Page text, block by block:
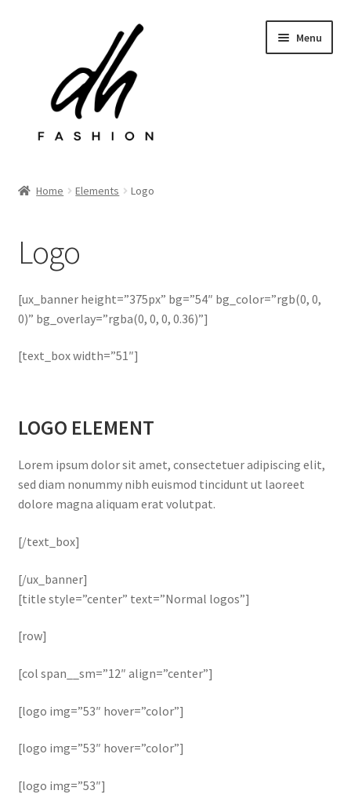
Menu
Kontakt
Home Elements Logo
Logo
[ux_banner height=”375px” bg=”54″ bg_color=”rgb(0, 0,
0)” bg_overlay=”rgba(0, 0, 0, 0.36)”]
[text_box width=”51″]
LOGO ELEMENT
Lorem ipsum dolor sit amet, consectetuer adipiscing elit,
sed diam nonummy nibh euismod tincidunt ut laoreet
dolore magna aliquam erat volutpat.
[/text_box]
[/ux_banner]
[title style=”center” text=”Normal logos”]
[row]
[col span__sm=”12″ align=”center”]
[logo img=”53″ hover=”color”]
[logo img=”53″ hover=”color”]
[logo img=”53″]